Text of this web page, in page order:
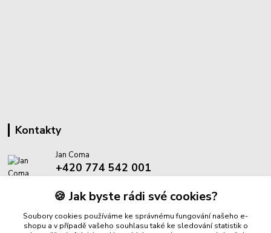
Kontakty
Jan Coma
+420 774 542 001
info@proantik.cz🍪 Jak byste rádi své cookies?
Soubory cookies používáme ke správnému fungování našeho e-
shopu a v případě vašeho souhlasu také ke sledování statistik o